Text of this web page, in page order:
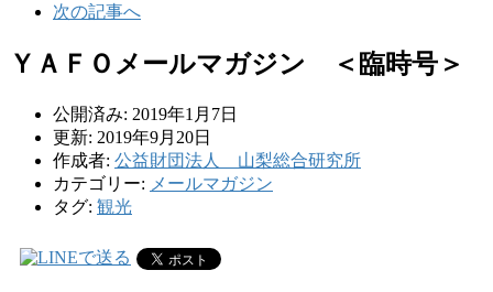
次の記事へ
ＹＡＦＯメールマガジン ＜臨時号＞
公開済み: 2019年1月7日
更新: 2019年9月20日
作成者: 公益財団法人 山梨総合研究所
カテゴリー: メールマガジン
タグ: 観光